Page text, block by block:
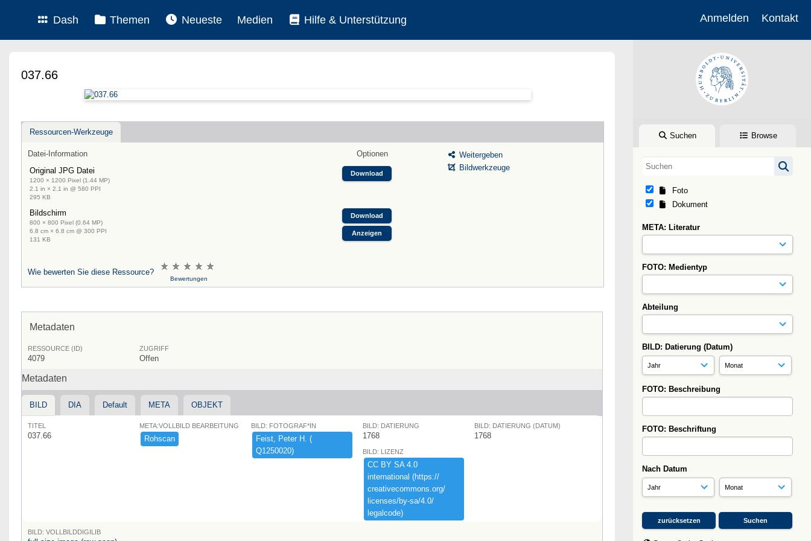
Dash Themen Neueste Medien Hilfe & Unterstützung Anmelden Kontakt
Suchen Browse
Foto
Dokument
META: Literatur
FOTO: Medientyp
Abteilung
BILD: Datierung (Datum)
FOTO: Beschreibung
FOTO: Beschriftung
Nach Datum
037.66
Ressourcen-Werkzeuge
Datei-Information
Optionen
Original JPG Datei
1200 × 1200 Pixel (1.44 MP)
2.1 in × 2.1 in @ 580 PPI
295 KB
Download
Bildschirm
800 × 800 Pixel (0.64 MP)
6.8 cm × 6.8 cm @ 300 PPI
131 KB
Download
Anzeigen
Weitergeben
Bildwerkzeuge
Wie bewerten Sie diese Ressource?
Bewertungen
Metadaten
RESSOURCE (ID)
4079
ZUGRIFF
Offen
Metadaten
BILD DIA Default META OBJEKT
TITEL
037.66
META:VOLLBILD BEARBEITUNG
Rohscan
BILD: FOTOGRAF*IN
Feist,​ ​Peter ​H.​ ​(​
Q1250020)​
BILD: DATIERUNG
1768
BILD: DATIERUNG (DATUM)
1768
BILD: LIZENZ
CC ​BY ​SA ​4.​0 ​
international ​(​https:​/​/​
creativecommons.​org/​
licenses/​by-​sa/​4.​0/​
legalcode)​
BILD: VOLLBILDDIGILIB